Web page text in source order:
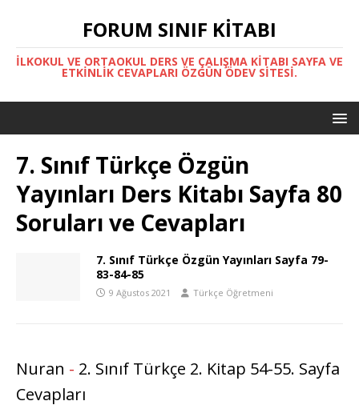
FORUM SINIF KITABI
İLKOKUL VE ORTAOKUL DERS VE ÇALIŞMA KITABI SAYFA VE
ETKINLIK CEVAPLARI ÖZGÜN ÖDEV SITESI.
7. Sınıf Türkçe Özgün
Yayınları Ders Kitabı Sayfa 80
Soruları ve Cevapları
7. Sınıf Türkçe Özgün Yayınları Sayfa 79-
83-84-85
9 Ağustos 2021 Türkçe Öğretmeni
Nuran - 2. Sınıf Türkçe 2. Kitap 54-55. Sayfa
Cevapları